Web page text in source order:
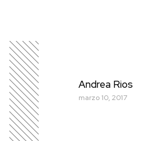
Andrea Rios
marzo 10, 2017